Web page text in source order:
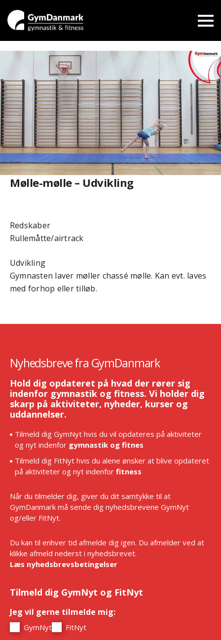
Mølle-mølle – Udvikling
Redskaber
Rullemåtte/airtrack
Udvikling
Gymnasten laver møller chassé mølle. Kan evt. laves
med forhop eller tilløb.
Nyhedsbreve fra GymDanmark
Hold dig opdateret på hvad der rører sig
indenfor gymnastik og fitness. Vi holder dig
skarp på aktiviteter, nyheder, kurser og
uddannelser.
Tilmeld dig GymNyt hvis du vil opdateres på aktiviteter
og nyt indenfor gymnastik og fitnes
Tilmeld dig FitNyt hvis du alene ønsker at blive opdateret
på aktiviteter og nyt indenfor fitness
Når du tilmelder dig, giver du dit samtykke til at
GymDanmark må sende dig nyhedsbrevene GymNyt
og/eller FitNyt.
Du kan til enhver tid afmelde dig igen. Du afmelder ved at
klikke afmeld nederst i nyhedsbrevet.
Læs nyhedsbrevsbetingelser
Tilmeld dig GymNyt og FitNyt
Jeg vil gerne tilmelde mig:
GymNyt FitNyt